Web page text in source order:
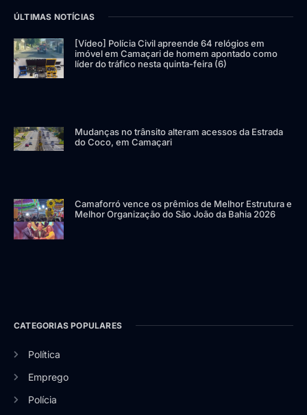
ÚLTIMAS NOTÍCIAS
[Vídeo] Polícia Civil apreende 64 relógios em
imóvel em Camaçari de homem apontado como
líder do tráfico nesta quinta-feira (6)
Mudanças no trânsito alteram acessos da Estrada
do Coco, em Camaçari
Camaforró vence os prêmios de Melhor Estrutura e
Melhor Organização do São João da Bahia 2026
CATEGORIAS POPULARES
Política
Emprego
Polícia